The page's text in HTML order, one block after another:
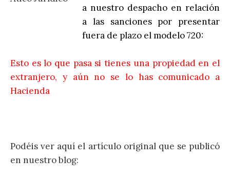
a nuestro despacho en relación
a las sanciones por presentar
fuera de plazo el modelo 720:
Esto es lo que pasa si tienes una propiedad en el
extranjero, y aún no se lo has comunicado a
Hacienda
Podéis ver aquí el artículo original que se publicó
en nuestro blog: